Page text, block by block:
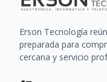
Erson Tecnología
preparada para
cercana y servicio